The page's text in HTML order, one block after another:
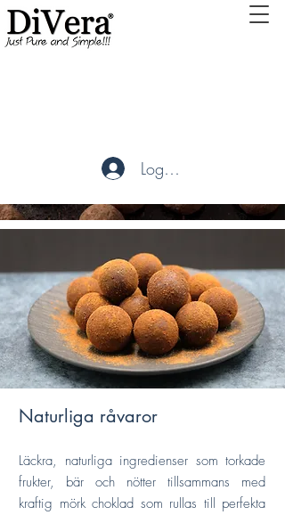
Logga in
Naturliga råvaror
Läckra, naturliga ingredienser som torkade
frukter, bär och nötter tillsammans med
kraftig mörk choklad som rullas till perfekta